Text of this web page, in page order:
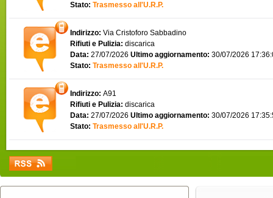
Stato: Trasmesso all'U.R.P.
Indirizzo: Via Cristoforo Sabbadino
Rifiuti e Pulizia: discarica
Data: 27/07/2026 Ultimo aggiornamento: 30/07/2026
Stato: Trasmesso all'U.R.P.
Indirizzo: A91
Rifiuti e Pulizia: discarica
Data: 27/07/2026 Ultimo aggiornamento: 30/07/2026
Stato: Trasmesso all'U.R.P.